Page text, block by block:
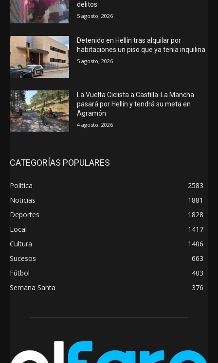
delitos
5 agosto, 2026
Detenido en Hellín tras alquilar por
habitaciones un piso que ya tenía inquilina
5 agosto, 2026
La Vuelta Ciclista a Castilla-La Mancha
pasará por Hellín y tendrá su meta en
Agramón
4 agosto, 2026
CATEGORÍAS POPULARES
Política
2583
Noticias
1881
Deportes
1828
Local
1417
Cultura
1406
Sucesos
663
Fútbol
403
Semana Santa
376